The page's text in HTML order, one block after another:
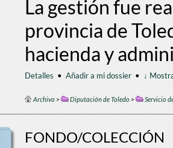
La gestión fue
provincia de
hacienda y
Detalles • Añadir a mi dossier • ↓
Archivo> Diputación de Toledo> Servicio
FONDO/COLECCIÓN